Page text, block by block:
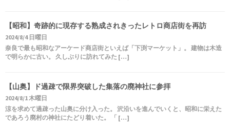
【昭和】奇跡的に現存する熟成されきったレトロ商店街を再訪
2024/8/4 日曜日
奈良で最も昭和なアーケード商店街といえば「下渕マーケット」。 建物は木造
で明らかに古い。 久しぶりに訪れてみた […]
【山奥】ド過疎で限界突破した集落の廃神社に参拝
2024/8/1 木曜日
涼を求めて過疎った山奥に分け入った。 沢沿いを進んでいくと、昭和に栄えた
であろう廃村の神社にたどり着いた。 「 […]